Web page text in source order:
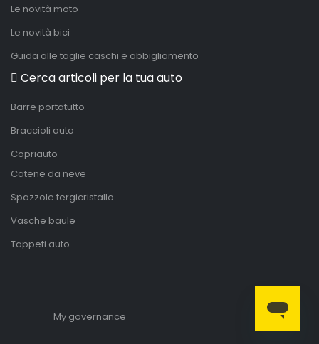
Le novità moto
Le novità bici
Guida alle taglie caschi e abbigliamento
Cerca articoli per la tua auto
Barre portatutto
Braccioli auto
Copriauto
Catene da neve
Spazzole tergicristallo
Vasche baule
Tappeti auto
My governance